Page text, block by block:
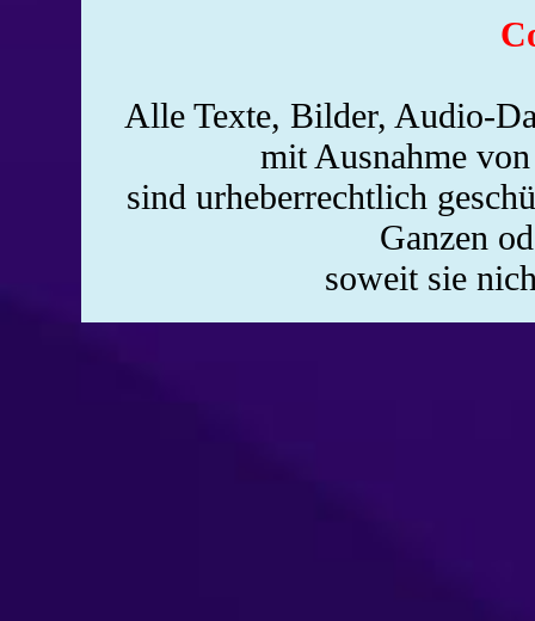
Alle Texte, Bilder, Audio-
mit Ausnahme
sind urheberrechtlich
Ganzen
soweit sie